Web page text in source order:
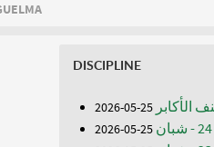
DISCIPLINE
25-05-2026
25-05-2026